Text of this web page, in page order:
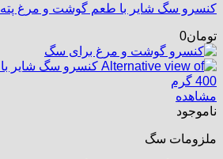
کنسرو سگ شایر با طعم گوشت و مرغ پته 200 گرم
تومان0
مشاهده
ناموجود
ملزومات سگ